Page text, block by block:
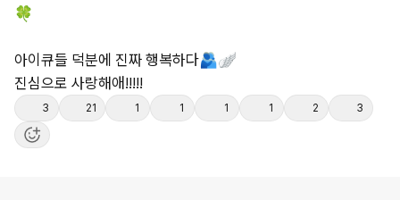
🍀
아이큐들 덕분에 진짜 행복하다🫂🪽
진심으로 사랑해애!!!!!
3 21 1 1 1 1 2 3